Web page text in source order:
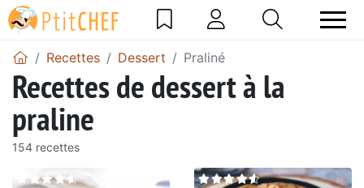
Recettes Dessert Praliné
Recettes de dessert à la
praline
154 recettes